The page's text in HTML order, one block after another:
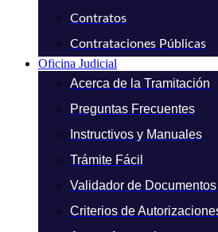
Contratos
Contrataciones Públicas
Oficina Judicial
Acerca de la Tramitación
Preguntas Frecuentes
Instructivos y Manuales
Trámite Fácil
Validador de Documentos
Criterios de